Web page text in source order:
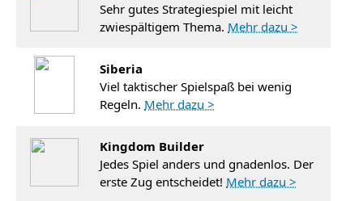
Sehr gutes Strategiespiel mit leicht
zwiespältigem Thema. Mehr dazu >
Siberia
Viel taktischer Spielspaß bei wenig
Regeln. Mehr dazu >
Kingdom Builder
Jedes Spiel anders und gnadenlos. Der
erste Zug entscheidet! Mehr dazu >